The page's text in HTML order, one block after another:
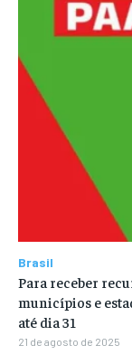
Brasil
Para receber
municípios e
até dia 31
21 de agosto de 2025